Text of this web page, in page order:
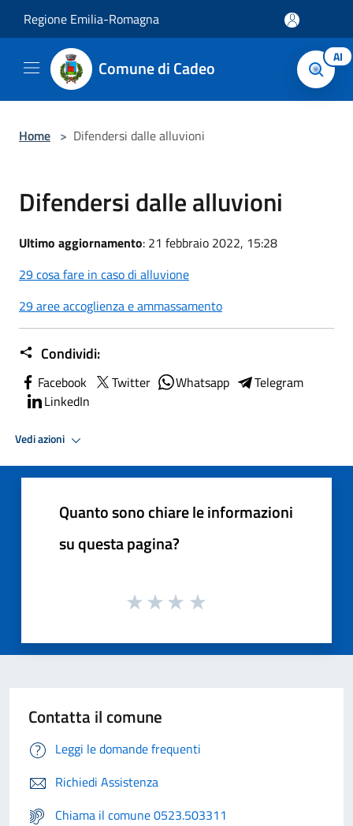
Regione Emilia-Romagna
Comune di Cadeo AI
Home > Difendersi dalle alluvioni
Difendersi dalle alluvioni
Ultimo aggiornamento: 21 febbraio 2022, 15:28
29 cosa fare in caso di alluvione
29 aree accoglienza e ammassamento
Condividi:
Facebook Twitter Whatsapp
Telegram
LinkedIn
Vedi azioni
Quanto sono chiare le informazioni
su questa pagina?
Contatta il comune
Leggi le domande frequenti
Richiedi Assistenza
Chiama il comune 0523.503311